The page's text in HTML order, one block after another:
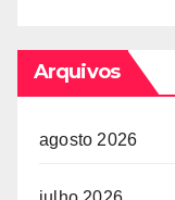
Arquivos
agosto 2026